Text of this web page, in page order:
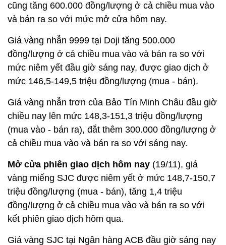
cũng tăng 600.000 đồng/lượng ở cả chiều mua vào
và bán ra so với mức mở cửa hôm nay.
Giá vàng nhẫn 9999 tại Doji tăng 500.000
đồng/lượng ở cả chiều mua vào và bán ra so với
mức niêm yết đầu giờ sáng nay, được giao dịch ở
mức 146,5-149,5 triệu đồng/lượng (mua - bán).
Giá vàng nhẫn trơn của Bảo Tín Minh Châu đầu giờ
chiều nay lên mức 148,3-151,3 triệu đồng/lượng
(mua vào - bán ra), đắt thêm 300.000 đồng/lượng ở
cả chiều mua vào và bán ra so với sáng nay.
Mở cửa phiên giao dịch hôm nay (19/11), giá
vàng miếng SJC được niêm yết ở mức 148,7-150,7
triệu đồng/lượng (mua - bán), tăng 1,4 triệu
đồng/lượng ở cả chiều mua vào và bán ra so với
kết phiên giao dịch hôm qua.
Giá vàng SJC tại Ngân hàng ACB đầu giờ sáng nay